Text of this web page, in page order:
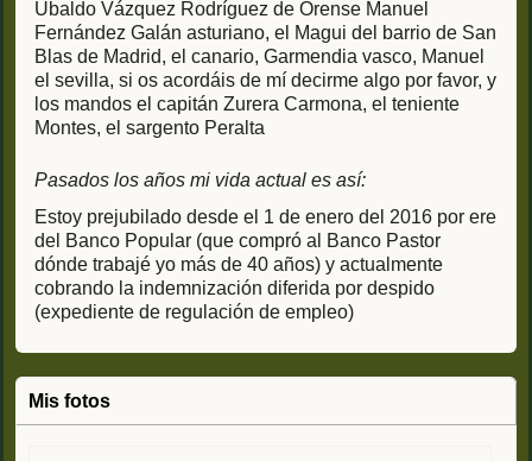
Ubaldo Vázquez Rodríguez de Orense Manuel
Fernández Galán asturiano, el Magui del barrio de San
Blas de Madrid, el canario, Garmendia vasco, Manuel
el sevilla, si os acordáis de mí decirme algo por favor, y
los mandos el capitán Zurera Carmona, el teniente
Montes, el sargento Peralta
Pasados los años mi vida actual es así:
Estoy prejubilado desde el 1 de enero del 2016 por ere
del Banco Popular (que compró al Banco Pastor
dónde trabajé yo más de 40 años) y actualmente
cobrando la indemnización diferida por despido
(expediente de regulación de empleo)
Mis fotos